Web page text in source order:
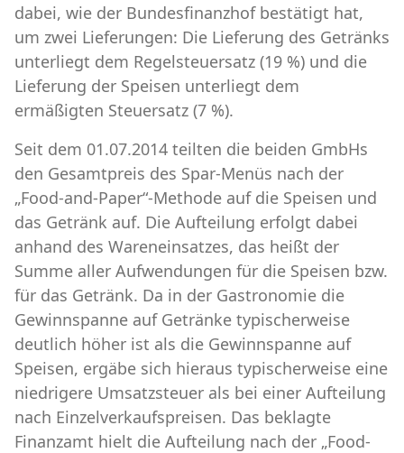
dabei, wie der Bundesfinanzhof bestätigt hat,
um zwei Lieferungen: Die Lieferung des Getränks
unterliegt dem Regelsteuersatz (19 %) und die
Lieferung der Speisen unterliegt dem
ermäßigten Steuersatz (7 %).
Seit dem 01.07.2014 teilten die beiden GmbHs
den Gesamtpreis des Spar-Menüs nach der
„Food-and-Paper“-Methode auf die Speisen und
das Getränk auf. Die Aufteilung erfolgt dabei
anhand des Wareneinsatzes, das heißt der
Summe aller Aufwendungen für die Speisen bzw.
für das Getränk. Da in der Gastronomie die
Gewinnspanne auf Getränke typischerweise
deutlich höher ist als die Gewinnspanne auf
Speisen, ergäbe sich hieraus typischerweise eine
niedrigere Umsatzsteuer als bei einer Aufteilung
nach Einzelverkaufspreisen. Das beklagte
Finanzamt hielt die Aufteilung nach der „Food-